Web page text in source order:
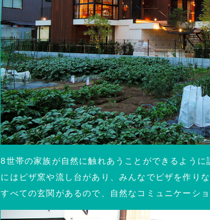
8世帯の家族が自然に触れあうことができるよう
にはピザ窯や流し台があり、みんなでピザを作り
すべての玄関があるので、自然なコミュニケーショ